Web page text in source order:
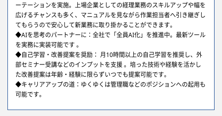
ーテーションを実施。上場企業としての経理業務のスキルアップや幅を
広げるチャンスも多く、マニュアルを見ながら作業担当者へ引き継ぎし
てもらうので安心して新業務に取り掛かることができます。
◆AIを思考のパートナーに：全社で「全員AI化」を推進中。最新ツール
を実務に実装可能です 。
◆自己学習・改善提案を奨励： 月10時間以上の自己学習を推奨し、外
部セミナー受講などのインプットを支援 。培った技術や経験を活かし
た改善提案は年齢・経験に限らずいつでも提案可能です。
◆キャリアアップの道：ゆくゆくは管理職などのポジションへの起用も
可能です。